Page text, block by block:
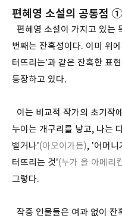
편혜영 소설의 공통점
편혜영 소설이 가지고 있는
번째는 잔혹성이다. 이미 위
터뜨리는'과 같은 잔혹한 표
등장하고 있다.
이는 비교적 작가의 초기작
누이는 개구리를 낳고, 나는
뱉거나'(아오이가든), '어머니
터뜨리는 것'(누가 올 아메리
그렇다.
작중 인물들은 여과 없이 잔